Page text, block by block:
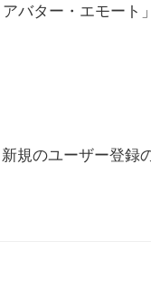
バター・エモート
規のユーザー登録